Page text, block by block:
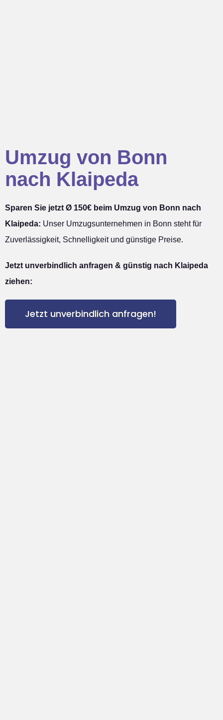
Umzug von Bonn
nach Klaipeda
Sparen Sie jetzt Ø 150€ beim Umzug von Bonn nach
Klaipeda: Unser Umzugsunternehmen in Bonn steht für
Zuverlässigkeit, Schnelligkeit und günstige Preise.
Jetzt unverbindlich anfragen & günstig nach Klaipeda
ziehen:
Jetzt unverbindlich anfragen!